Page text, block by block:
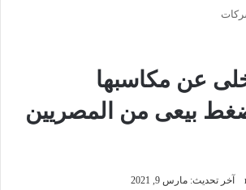
عن مكاسبها
بيعى من المصريين
آخر تحديث: مارس 9, 2021